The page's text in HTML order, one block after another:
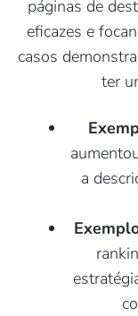
páginas de
eficazes e
casos
ter
a